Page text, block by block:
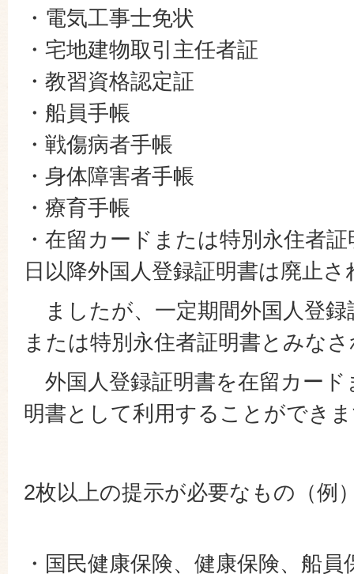
・電気工事士免状
・宅地建物取引主任者証
・教習資格認定証
・船員手帳
・戦傷病者手帳
・身体障害者手帳
・療育手帳
・在留カードまたは特別永住者
日以降外国人登録証明書は廃止さ
ましたが、一定期間外国人登録
または特別永住者証明書とみな
外国人登録証明書を在留カード
明書として利用することができ
2枚以上の提示が必要なもの（例
・国民健康保険、健康保険、船